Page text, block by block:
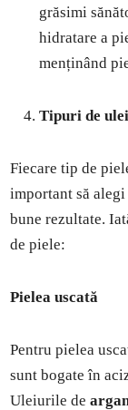
grăsimi
hidratare a
menținând
Tipuri de
Fiecare tip de
important să
bune rezultate.
de piele:
Pielea uscată
Pentru pielea
sunt bogate în
Uleiurile de